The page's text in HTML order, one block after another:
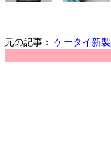
元の記事： ケータイ新